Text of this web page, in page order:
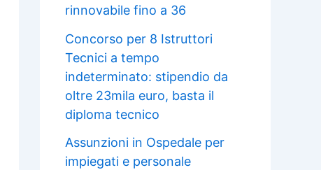
rinnovabile fino a 36
Concorso per 8 Istruttori
Tecnici a tempo
indeterminato: stipendio da
oltre 23mila euro, basta il
diploma tecnico
Assunzioni in Ospedale per
impiegati e personale